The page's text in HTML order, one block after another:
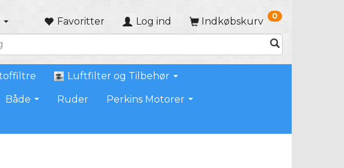
Indkøbskurv 0
Favoritter Log ind
Luftfilter og Tilbehør
Både Ruder Perkins Motorer